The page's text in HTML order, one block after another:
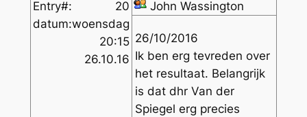
Entry#:
20
datum:woensdag
20:15
26.10.16
John Wassington
26/10/2016
Ik ben erg tevreden over
het resultaat. Belangrijk
is dat dhr Van der
Spiegel erg precies